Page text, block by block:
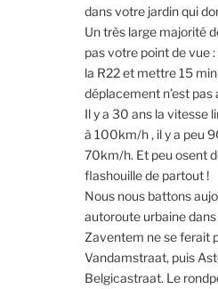
dans votre jardin qui
Un très large majorité
pas votre point de vue
la R22 et mettre 15
déplacement n’est pas
Il y a 30 ans la vitesse
à 100km/h , il y a peu
70km/h. Et peu osent
flashouille de partout !
Nous nous battons
autoroute urbaine
Zaventem ne se ferait
Vandamstraat, puis
Belgicastraat. Le